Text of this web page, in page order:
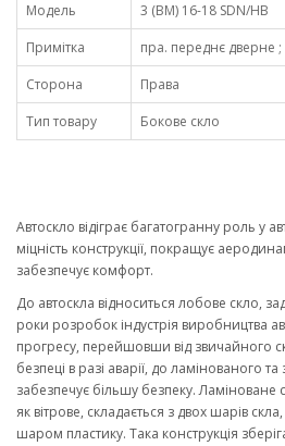
Модель
3 (BM) 16-18 SDN/HB
Примітка
пра. переднє дверне ;
Сторона
Права
Тип товару
Бокове скло
Автоскло відіграє багатогранну роль у
міцність конструкції, покращує
забезпечує комфорт.
До автоскла відноситься лобове скло,
роки розробок індустрія виробництва
прогресу, перейшовши від звичайного
безпеці в разі аварії, до ламінованого
забезпечує більшу безпеку. Ламіноване
як вітрове, складається з двох шарів
шаром пластику. Така конструкція